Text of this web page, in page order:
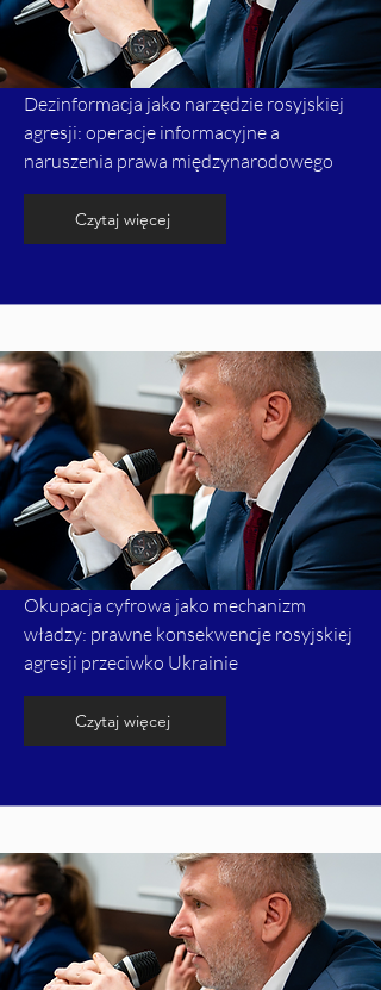
Dezinformacja jako narzędzie rosyjskiej
agresji: operacje informacyjne a
naruszenia prawa międzynarodowego
Czytaj więcej
Okupacja cyfrowa jako mechanizm
władzy: prawne konsekwencje rosyjskiej
agresji przeciwko Ukrainie
Czytaj więcej